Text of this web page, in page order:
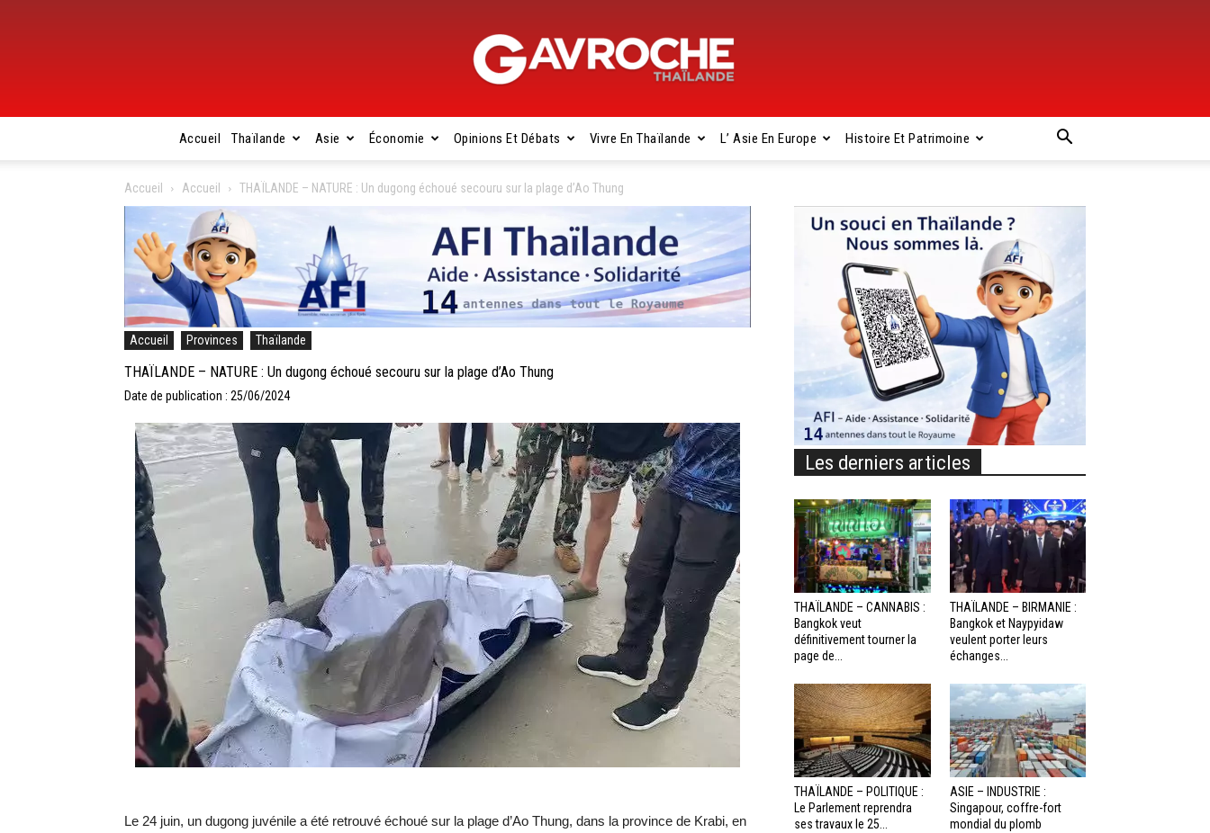
Gavroche
Thaïlande
Accueil Thaïlande Asie Économie Opinions Et Débats Vivre En Thaïlande L’ Asie En Europe Histoire Et Patrimoine
Accueil Accueil THAÏLANDE – NATURE : Un dugong échoué secouru sur la plage d’Ao Thung
Accueil Provinces Thaïlande
THAÏLANDE – NATURE : Un dugong échoué secouru sur la plage d’Ao Thung
Date de publication : 25/06/2024
Le 24 juin, un dugong juvénile a été retrouvé échoué sur la plage d’Ao Thung, dans la province de Krabi, en
Les derniers articles
THAÏLANDE – CANNABIS :
Bangkok veut
définitivement tourner la
page de...
THAÏLANDE – BIRMANIE :
Bangkok et Naypyidaw
veulent porter leurs
échanges...
THAÏLANDE – POLITIQUE :
Le Parlement reprendra
ses travaux le 25...
ASIE – INDUSTRIE :
Singapour, coffre-fort
mondial du plomb